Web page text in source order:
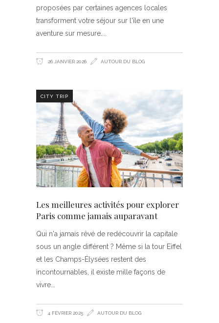
proposées par certaines agences locales
transforment votre séjour sur l'île en une
aventure sur mesure.
26 JANVIER 2026 AUTOUR DU BLOG
CITY TRIP
Les meilleures activités pour explorer
Paris comme jamais auparavant
Qui n'a jamais rêvé de redécouvrir la capitale
sous un angle différent ? Même si la tour Eiffel
et les Champs-Élysées restent des
incontournables, il existe mille façons de
vivre
4 FÉVRIER 2025 AUTOUR DU BLOG